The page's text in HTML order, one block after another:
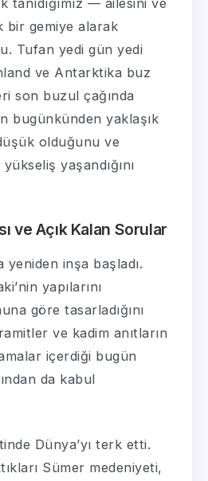
bir gemiye alarak
Tufan yedi gün yedi
ve Antarktika buz
son buzul çağında
bugünkünden yaklaşık
olduğunu ve
yaşandığını
ve Açık Kalan Sorular
yeniden inşa başladı.
yapılarını
göre tasarladığını
ve kadim anıtların
içerdiği bugün
da kabul
Dünya’yı terk etti.
Sümer medeniyeti,